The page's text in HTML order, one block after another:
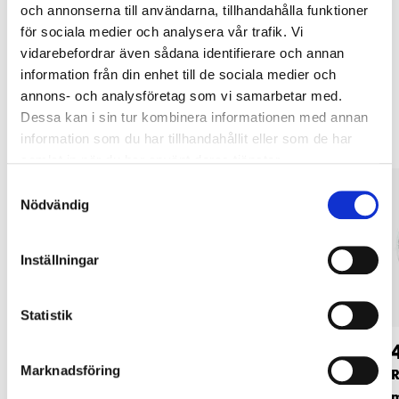
och annonserna till användarna, tillhandahålla funktioner
för sociala medier och analysera vår trafik. Vi
vidarebefordrar även sådana identifierare och annan
information från din enhet till de sociala medier och
annons- och analysföretag som vi samarbetar med.
Dessa kan i sin tur kombinera informationen med annan
information som du har tillhandahållit eller som de har
Nödvändig
Inställningar
Statistik
Marknadsföring
LÄS MER
Andra kunder köpte också
Vagnsbult M6 x 30,